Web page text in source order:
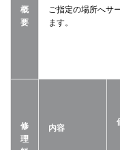
概
要
ご指定の場所へサ
ます。
修
理
内容